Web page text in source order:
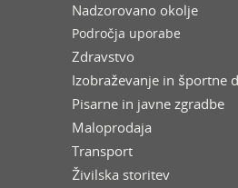
Nadzorovano okolje
Področja uporabe
Zdravstvo
Izobraževanje in športne
Pisarne in javne zgradbe
Maloprodaja
Transport
Živilska storitev